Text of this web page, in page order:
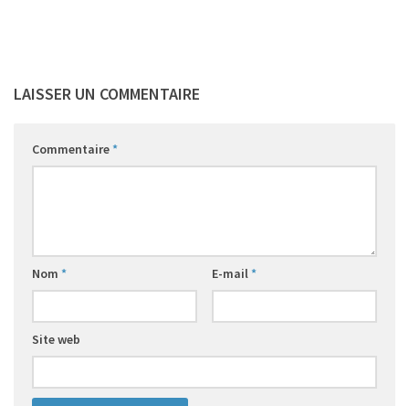
LAISSER UN COMMENTAIRE
Commentaire*
Nom * E-mail*
Site web